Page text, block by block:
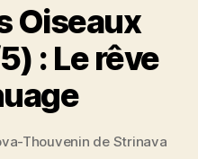
Oiseaux
: Le rêve
Thouvenin de Strinava